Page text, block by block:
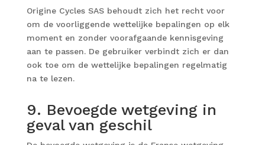
Origine Cycles SAS behoudt zich het recht voor
om de voorliggende wettelijke bepalingen op elk
moment en zonder voorafgaande kennisgeving
aan te passen. De gebruiker verbindt zich er dan
ook toe om de wettelijke bepalingen regelmatig
na te lezen.
9. Bevoegde wetgeving in
geval van geschil